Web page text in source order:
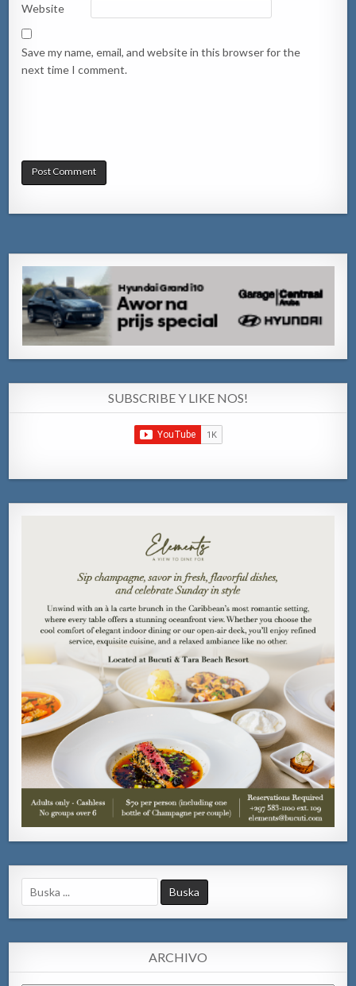
Website
Save my name, email, and website in this browser for the
next time I comment.
SUBSCRIBE Y LIKE NOS!
Search
for:
ARCHIVO